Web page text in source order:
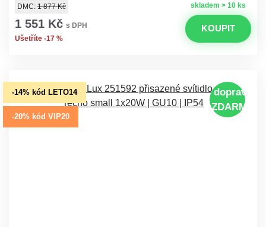
skladem > 10 ks
DMC: 1 877 Kč
1 551 Kč s DPH
Ušetříte -17 %
KOUPIT
-14% kód LETO14
-20% kód VIP20
doprava
ZDARMA